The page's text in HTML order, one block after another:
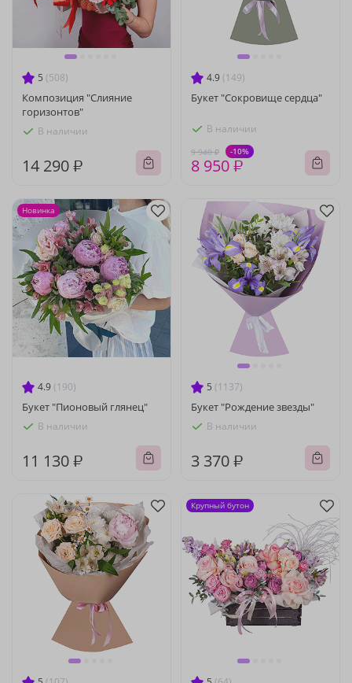
5 (508)
Композиция "Слияние
горизонтов"
В наличии
14 290 ₽
4.9 (149)
Букет "Сокровище сердца"
В наличии
9 940 ₽ -10%
8 950 ₽
4.9 (190)
Букет "Пионовый глянец"
В наличии
11 130 ₽
Новинка
5 (1137)
Букет "Рождение звезды"
В наличии
3 370 ₽
Крупный бутон